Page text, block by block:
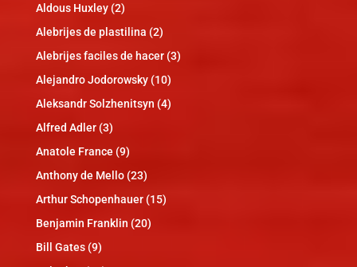
Aldous Huxley(2)
Alebrijes de plastilina (2)
Alebrijes faciles de hacer(3)
Alejandro Jodorowsky(10)
Aleksandr Solzhenitsyn (4)
Alfred Adler(3)
Anatole France (9)
Anthony de Mello(23)
Arthur Schopenhauer(15)
Benjamin Franklin (20)
Bill Gates(9)